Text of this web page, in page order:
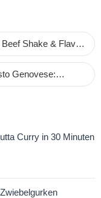
Shake & Flavor
Genovese:
Curry in 30 Minuten